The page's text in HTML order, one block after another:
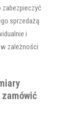
sprzedażą
i
zależności